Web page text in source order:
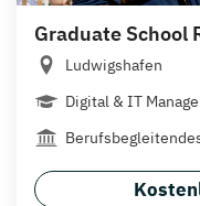
Graduate School
Ludwigshafen
Digital & IT